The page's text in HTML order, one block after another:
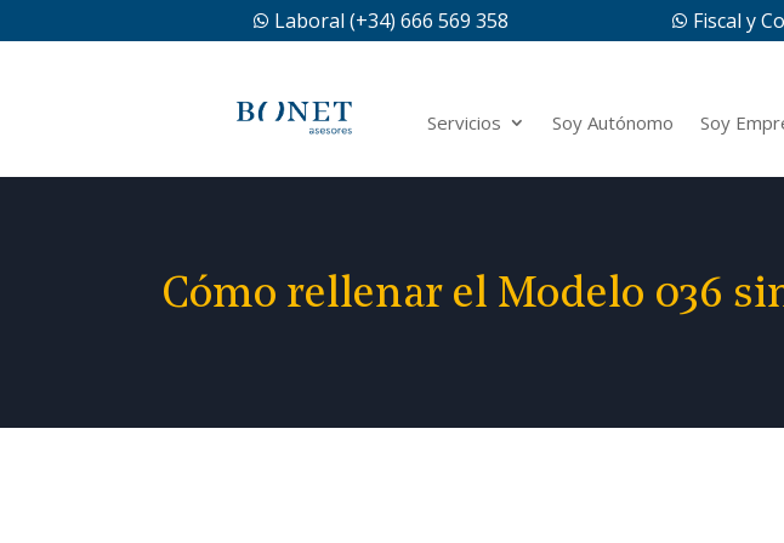
 Laboral (+34) 666 569 358  Fiscal y
Servicios Soy Autónomo Soy
Cómo rellenar el Modelo 036